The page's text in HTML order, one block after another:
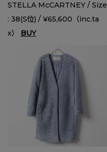
STELLA McCARTNEY / Size
: 38(S位) / ¥65,600（inc.ta
x）
BUY